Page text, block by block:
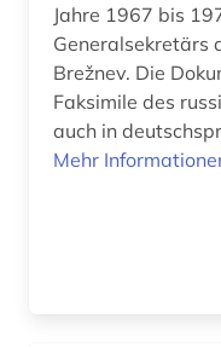
Jahre 1967 bis
Generalsekretärs
Brežnev. Die
Faksimile des
auch in
Mehr